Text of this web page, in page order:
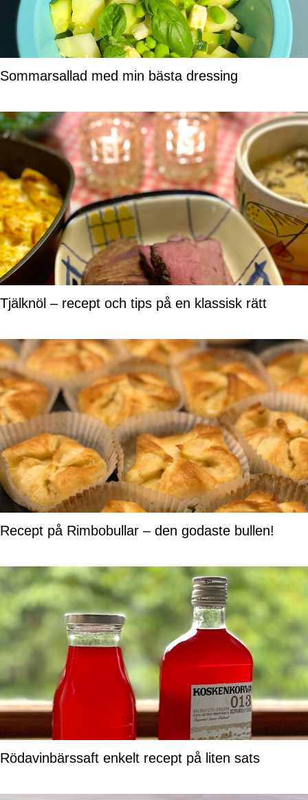
Sommarsallad med min bästa dressing
Tjälknöl – recept och tips på en klassisk rätt
Recept på Rimbobullar – den godaste bullen!
Rödavinbärssaft enkelt recept på liten sats